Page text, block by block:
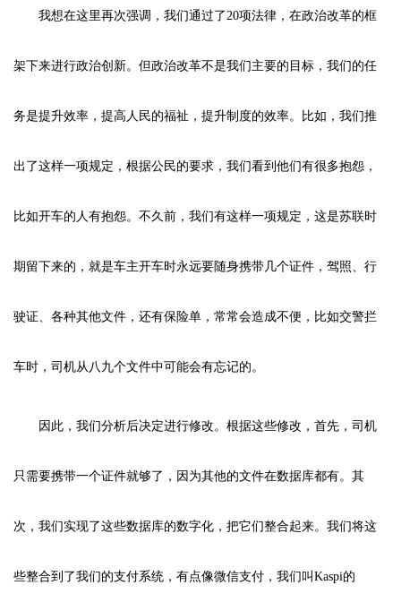
我想在这里再次强调，我们通过了20项法律，在政治改革的框
架下来进行政治创新。但政治改革不是我们主要的目标，我们的任
务是提升效率，提高人民的福祉，提升制度的效率。比如，我们推
出了这样一项规定，根据公民的要求，我们看到他们有很多抱怨，
比如开车的人有抱怨。不久前，我们有这样一项规定，这是苏联时
期留下来的，就是车主开车时永远要随身携带几个证件，驾照、行
驶证、各种其他文件，还有保险单，常常会造成不便，比如交警拦
车时，司机从八九个文件中可能会有忘记的。
因此，我们分析后决定进行修改。根据这些修改，首先，司机
只需要携带一个证件就够了，因为其他的文件在数据库都有。其
次，我们实现了这些数据库的数字化，把它们整合起来。我们将这
些整合到了我们的支付系统，有点像微信支付，我们叫Kaspi的